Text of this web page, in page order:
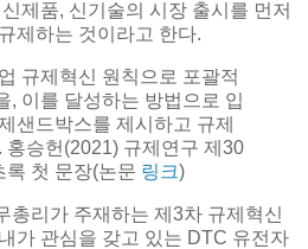
제품, 신기술의 시장 출시를 먼저
제하는 것이라고 한다.
규제혁신 원칙으로 포괄적
, 이를 달성하는 방법으로 입
샌드박스를 제시하고 규제
홍승헌(2021) 규제연구 제30
록 첫 문장(논문 링크)
총리가 주재하는 제3차 규제혁신
가 관심을 갖고 있는 DTC 유전자